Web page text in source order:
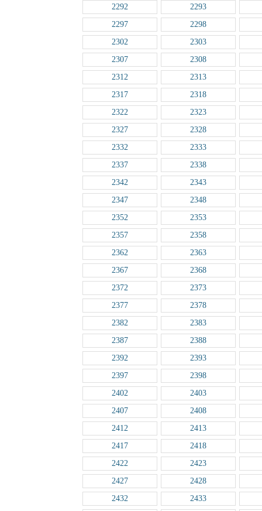
2292
2293
2297
2298
2302
2303
2307
2308
2312
2313
2317
2318
2322
2323
2327
2328
2332
2333
2337
2338
2342
2343
2347
2348
2352
2353
2357
2358
2362
2363
2367
2368
2372
2373
2377
2378
2382
2383
2387
2388
2392
2393
2397
2398
2402
2403
2407
2408
2412
2413
2417
2418
2422
2423
2427
2428
2432
2433